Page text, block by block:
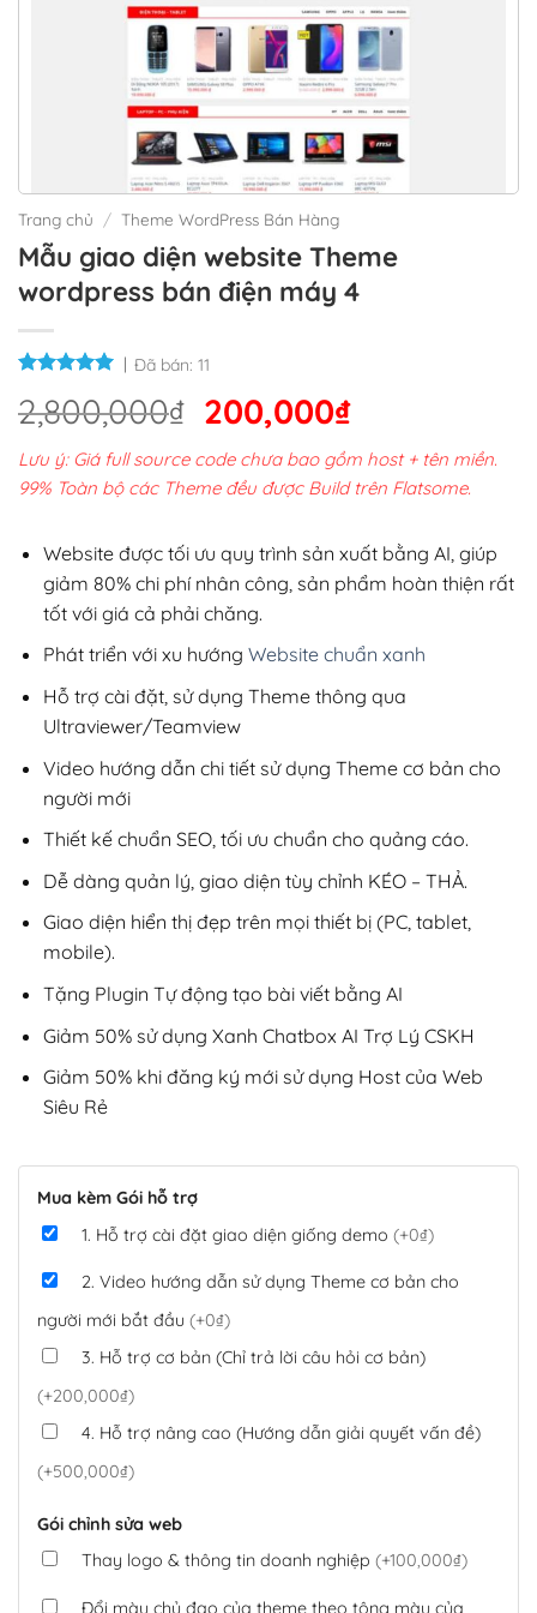
Trang chủ / Theme WordPress Bán Hàng
Mẫu giao diện website Theme
wordpress bán điện máy 4
Đã bán: 11
2,800,000₫ Giá
gốc
là:
2,800,000₫.
200,000₫Giá
hiện
tại
200,000₫.
Lưu ý: Giá full source code chưa bao gồm host + tên miền.
99% Toàn bộ các Theme đều được Build trên Flatsome.
Website được tối ưu quy trình sản xuất bằng AI, giúp
giảm 80% chi phí nhân công, sản phẩm hoàn thiện rất
tốt với giá cả phải chăng.
Phát triển với xu hướng Website chuẩn xanh
Hỗ trợ cài đặt, sử dụng Theme thông qua
Ultraviewer/Teamview
Video hướng dẫn chi tiết sử dụng Theme cơ bản cho
người mới
Thiết kế chuẩn SEO, tối ưu chuẩn cho quảng cáo.
Dễ dàng quản lý, giao diện tùy chỉnh KÉO – THẢ.
Giao diện hiển thị đẹp trên mọi thiết bị (PC, tablet,
mobile).
Tặng Plugin Tự động tạo bài viết bằng AI
Giảm 50% sử dụng Xanh Chatbox AI Trợ Lý CSKH
Giảm 50% khi đăng ký mới sử dụng Host của Web
Siêu Rẻ
Mua kèm Gói hỗ trợ
1. Hỗ trợ cài đặt giao diện giống demo (+0₫)
2. Video hướng dẫn sử dụng Theme cơ bản cho
người mới bắt đầu (+0₫)
3. Hỗ trợ cơ bản (Chỉ trả lời câu hỏi cơ bản)
(+200,000₫)
4. Hỗ trợ nâng cao (Hướng dẫn giải quyết vấn đề)
(+500,000₫)
Gói chỉnh sửa web
Thay logo & thông tin doanh nghiệp (+100,000₫)
Đổi màu chủ đạo của theme theo tông màu của